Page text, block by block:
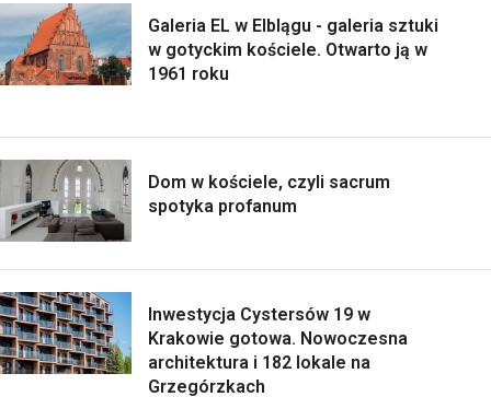
Galeria EL w Elblągu - galeria sztuki
w gotyckim kościele. Otwarto ją w
1961 roku
Dom w kościele, czyli sacrum
spotyka profanum
Inwestycja Cystersów 19 w
Krakowie gotowa. Nowoczesna
architektura i 182 lokale na
Grzegórzkach